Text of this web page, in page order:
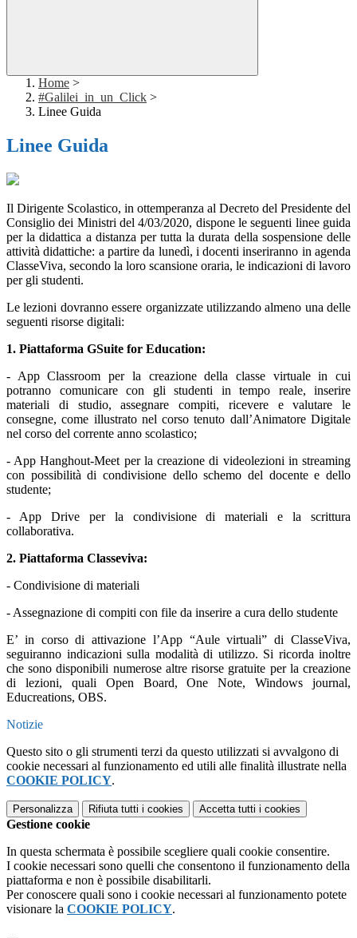
Home >
#Galilei_in_un_Click >
Linee Guida
Linee Guida
Il Dirigente Scolastico, in ottemperanza al Decreto del Presidente del
Consiglio dei Ministri del 4/03/2020, dispone le seguenti linee guida
per la didattica a distanza per tutta la durata della sospensione delle
attività didattiche: a partire da lunedì, i docenti inseriranno in agenda
ClasseViva, secondo la loro scansione oraria, le indicazioni di lavoro
per gli studenti.
Le lezioni dovranno essere organizzate utilizzando almeno una delle
seguenti risorse digitali:
1. Piattaforma GSuite for Education:
- App Classroom per la creazione della classe virtuale in cui
potranno comunicare con gli studenti in tempo reale, inserire
materiali di studio, assegnare compiti, ricevere e valutare le
consegne, come illustrato nel corso tenuto dall’Animatore Digitale
nel corso del corrente anno scolastico;
- App Hanghout-Meet per la creazione di videolezioni in streaming
con possibilità di condivisione dello schemo del docente e dello
studente;
- App Drive per la condivisione di materiali e la scrittura
collaborativa.
2. Piattaforma Classeviva:
- Condivisione di materiali
- Assegnazione di compiti con file da inserire a cura dello studente
E’ in corso di attivazione l’App “Aule virtuali” di ClasseViva,
seguiranno indicazioni sulla modalità di utilizzo. Si ricorda inoltre
che sono disponibili numerose altre risorse gratuite per la creazione
di lezioni, quali Open Board, One Note, Windows journal,
Educreations, OBS.
Notizie
Questo sito o gli strumenti terzi da questo utilizzati si avvalgono di
cookie necessari al funzionamento ed utili alle finalità illustrate nella
COOKIE POLICY.
Personalizza Rifiuta tutti i cookies Accetta tutti i cookies
Gestione cookie
In questa schermata è possibile scegliere quali cookie consentire.
I cookie necessari sono quelli che consentono il funzionamento della
piattaforma e non è possibile disabilitarli.
Per conoscere quali sono i cookie necessari al funzionamento potete
visionare la COOKIE POLICY.